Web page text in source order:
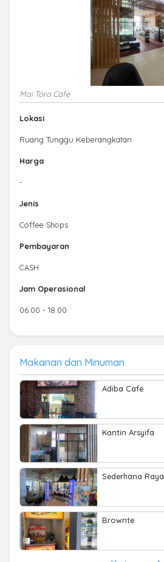
Mai Tora Cafe
Lokasi
Ruang Tunggu Keberangkatan
Harga
-
Jenis
Coffee Shops
Pembayaran
CASH
Jam Operasional
06.00 - 18.00
Makanan dan Minuman
Adiba Cafe
Kantin Arsyifa
Sederhana Raya
Brownte